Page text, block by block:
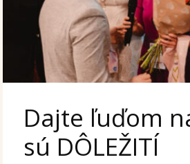
Dajte ľuďom
sú DÔLEŽITÍ